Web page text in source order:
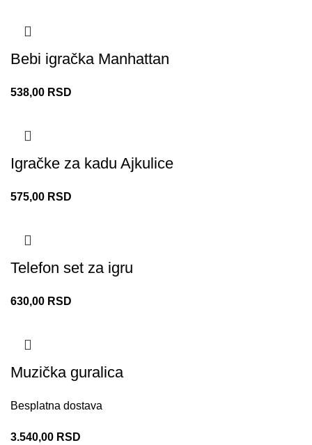
Bebi igračka Manhattan
538,00 RSD
Igračke za kadu Ajkulice
575,00 RSD
Telefon set za igru
630,00 RSD
Muzička guralica
Besplatna dostava
3.540,00 RSD